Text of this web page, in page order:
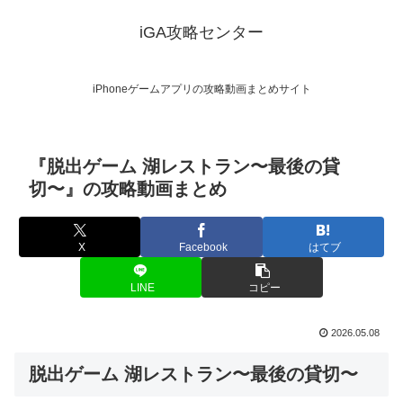
iGA攻略センター
iPhoneゲームアプリの攻略動画まとめサイト
『脱出ゲーム 湖レストラン〜最後の貸
切〜』の攻略動画まとめ
X Facebook はてブ
LINE コピー
2026.05.08
脱出ゲーム 湖レストラン〜最後の貸切〜